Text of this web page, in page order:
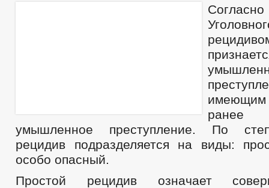
ранее
умышленное преступление. По
рецидив подразделяется на виды:
особо опасный.
Простой рецидив означает